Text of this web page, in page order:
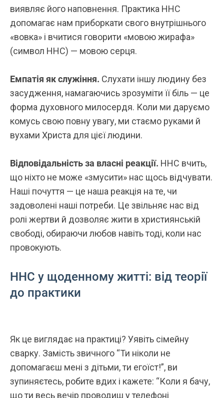
виявляє його наповнення. Практика ННС
допомагає нам приборкати свого внутрішнього
«вовка» і вчитися говорити «мовою жирафа»
(символ ННС) — мовою серця.
Емпатія як служіння. Слухати іншу людину без
засудження, намагаючись зрозуміти її біль — це
форма духовного милосердя. Коли ми даруємо
комусь свою повну увагу, ми стаємо руками й
вухами Христа для цієї людини.
Відповідальність за власні реакції. ННС вчить,
що ніхто не може «змусити» нас щось відчувати.
Наші почуття — це наша реакція на те, чи
задоволені наші потреби. Це звільняє нас від
ролі жертви й дозволяє жити в християнській
свободі, обираючи любов навіть тоді, коли нас
провокують.
ННС у щоденному житті: від теорії
до практики
Як це виглядає на практиці? Уявіть сімейну
сварку. Замість звичного “Ти ніколи не
допомагаєш мені з дітьми, ти егоїст!”, ви
зупиняєтесь, робите вдих і кажете: “Коли я бачу,
що ти весь вечір проводиш у телефоні